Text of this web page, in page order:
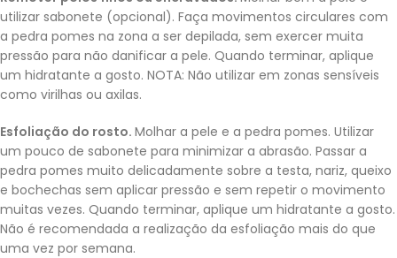
utilizar sabonete (opcional). Faça movimentos circulares com
a pedra pomes na zona a ser depilada, sem exercer muita
pressão para não danificar a pele. Quando terminar, aplique
um hidratante a gosto. NOTA: Não utilizar em zonas sensíveis
como virilhas ou axilas.
Esfoliação do rosto. Molhar a pele e a pedra pomes. Utilizar
um pouco de sabonete para minimizar a abrasão. Passar a
pedra pomes muito delicadamente sobre a testa, nariz, queixo
e bochechas sem aplicar pressão e sem repetir o movimento
muitas vezes. Quando terminar, aplique um hidratante a gosto.
Não é recomendada a realização da esfoliação mais do que
uma vez por semana.